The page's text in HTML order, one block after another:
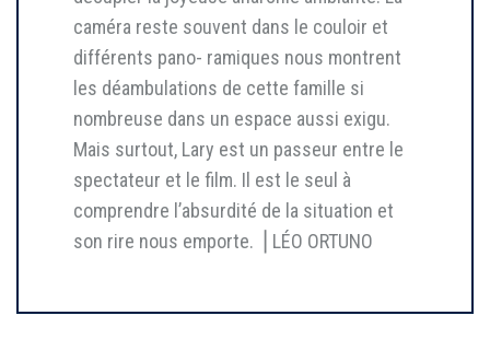
caméra reste souvent dans le couloir et
différents pano- ramiques nous montrent
les déambulations de cette famille si
nombreuse dans un espace aussi exigu.
Mais surtout, Lary est un passeur entre le
spectateur et le film. Il est le seul à
comprendre l’absurdité de la situation et
son rire nous emporte. ⎥ LÉO ORTUNO